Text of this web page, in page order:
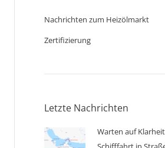
Nachrichten zum Heizölmarkt
Zertifizierung
Letzte Nachrichten
Warten auf